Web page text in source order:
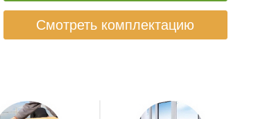
Смотреть комплектацию